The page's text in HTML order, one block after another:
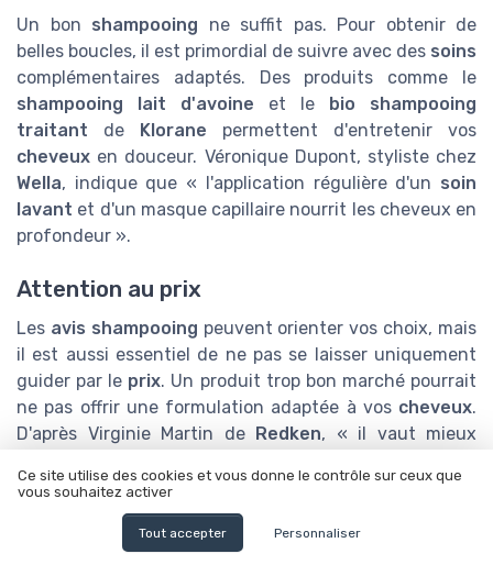
Un bon shampooing ne suffit pas. Pour obtenir de
belles boucles, il est primordial de suivre avec des soins
complémentaires adaptés. Des produits comme le
shampooing lait d'avoine et le bio shampooing
traitant de Klorane permettent d'entretenir vos
cheveux en douceur. Véronique Dupont, styliste chez
Wella, indique que « l'application régulière d'un soin
lavant et d'un masque capillaire nourrit les cheveux en
profondeur ».
Attention au prix
Les avis shampooing peuvent orienter vos choix, mais
il est aussi essentiel de ne pas se laisser uniquement
guider par le prix. Un produit trop bon marché pourrait
ne pas offrir une formulation adaptée à vos cheveux.
D'après Virginie Martin de Redken, « il vaut mieux
d'économiser et de risquer d'endommager sescheveux
Ce site utilise des cookies et vous donne le contrôle sur ceux que
vous souhaitez activer
Tout accepter Personnaliser